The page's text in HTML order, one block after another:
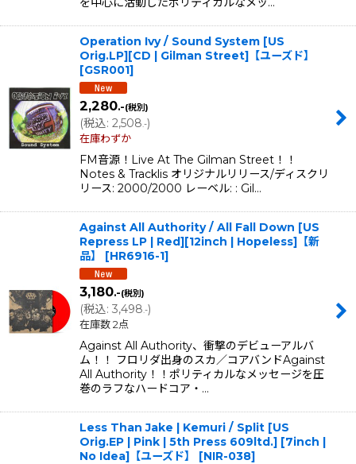
Operation Ivy / Sound System [US
Orig.LP][CD | Gilman Street]【ユーズド】
[GSR001]
2,280.-(税別)
(税込: 2,508.-)
在庫わずか
FM音源！Live At The Gilman Street！！
Notes & Tracklis オリジナルリリース/ディスクリ
リース: 2000/2000 レーベル: : Gil…
Against All Authority / All Fall Down [US
Repress LP | Red][12inch | Hopeless]【新
品】
[HR6916-1]
3,180.-(税別)
(税込: 3,498 .-)
在庫数 2点
Against All Authority、衝撃のデビューアルバ
ム！！ フロリダ出身のスカ／コアバンドAgainst
All Authority！！ポリティカルなメッセージを圧
巻のラフなハードコア・…
Less Than Jake | Kemuri / Split [US
Orig.EP | Pink | 5th Press 609ltd.] [7inch |
No Idea]【ユーズド】
[NIR-038]